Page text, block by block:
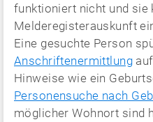
funktioniert nicht und sie
Melderegisterauskunft
Eine gesuchte Person
Anschriftenermittlungauf
Hinweise wie ein
Personensuche nach
möglicher Wohnort sind